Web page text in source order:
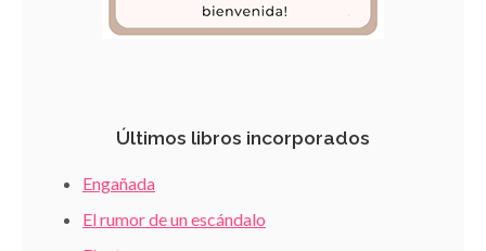
Últimos libros incorporados
Engañada
El rumor de un escándalo